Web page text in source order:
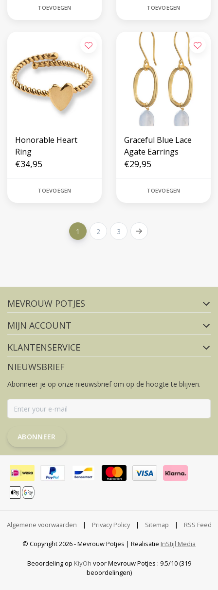
TOEVOEGEN TOEVOEGEN
Honorable Heart
Ring
€34,95
TOEVOEGEN
Graceful Blue Lace
Agate Earrings
€29,95
TOEVOEGEN
1 2 3
FACEBOOK
MEVROUW POTJES
MIJN ACCOUNT
KLANTENSERVICE
NIEUWSBRIEF
Abonneer je op onze nieuwsbrief om op de hoogte te blijven.
ABONNEER
Algemene voorwaarden | Privacy Policy | Sitemap | RSS Feed
© Copyright 2026 - Mevrouw Potjes | Realisatie InStijl Media
Beoordeling op KiyOh voor Mevrouw Potjes : 9.5/10 (319
beoordelingen)